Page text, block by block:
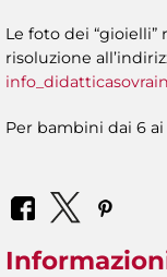
Le foto dei “gioielli”
risoluzione
Per bambini dai 6 ai